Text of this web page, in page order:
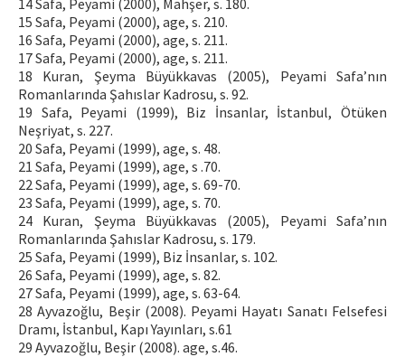
14 Safa, Peyami (2000), Mahşer, s. 180.
15 Safa, Peyami (2000), age, s. 210.
16 Safa, Peyami (2000), age, s. 211.
17 Safa, Peyami (2000), age, s. 211.
18 Kuran, Şeyma Büyükkavas (2005), Peyami Safa’nın
Romanlarında Şahıslar Kadrosu, s. 92.
19 Safa, Peyami (1999), Biz İnsanlar, İstanbul, Ötüken
Neşriyat, s. 227.
20 Safa, Peyami (1999), age, s. 48.
21 Safa, Peyami (1999), age, s .70.
22 Safa, Peyami (1999), age, s. 69-70.
23 Safa, Peyami (1999), age, s. 70.
24 Kuran, Şeyma Büyükkavas (2005), Peyami Safa’nın
Romanlarında Şahıslar Kadrosu, s. 179.
25 Safa, Peyami (1999), Biz İnsanlar, s. 102.
26 Safa, Peyami (1999), age, s. 82.
27 Safa, Peyami (1999), age, s. 63-64.
28 Ayvazoğlu, Beşir (2008). Peyami Hayatı Sanatı Felsefesi
Dramı, İstanbul, Kapı Yayınları, s.61
29 Ayvazoğlu, Beşir (2008). age, s.46.